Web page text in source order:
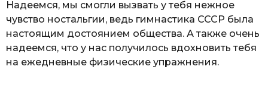
Надеемся, мы смогли вызвать у тебя нежное
чувство ностальгии, ведь гимнастика СССР была
настоящим достоянием общества. А также очень
надеемся, что у нас получилось вдохновить тебя
на ежедневные физические упражнения.